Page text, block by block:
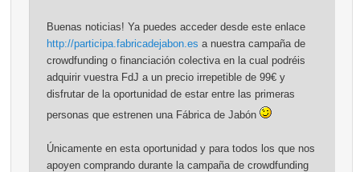
Buenas noticias! Ya puedes acceder desde este enlace
http://participa.fabricadejabon.es a nuestra campaña de
crowdfunding o financiación colectiva en la cual podréis
adquirir vuestra FdJ a un precio irrepetible de 99€ y
disfrutar de la oportunidad de estar entre las primeras
personas que estrenen una Fábrica de Jabón
Únicamente en esta oportunidad y para todos los que nos
apoyen comprando durante la campaña de crowdfunding